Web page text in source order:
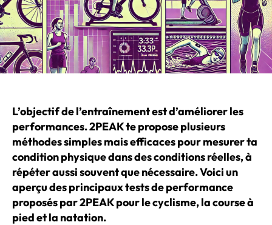
L’objectif de l’entraînement est d’améliorer les
performances. 2PEAK te propose plusieurs
méthodes simples mais efficaces pour mesurer ta
condition physique dans des conditions réelles, à
répéter aussi souvent que nécessaire. Voici un
aperçu des principaux tests de performance
proposés par 2PEAK pour le cyclisme, la course à
pied et la natation.